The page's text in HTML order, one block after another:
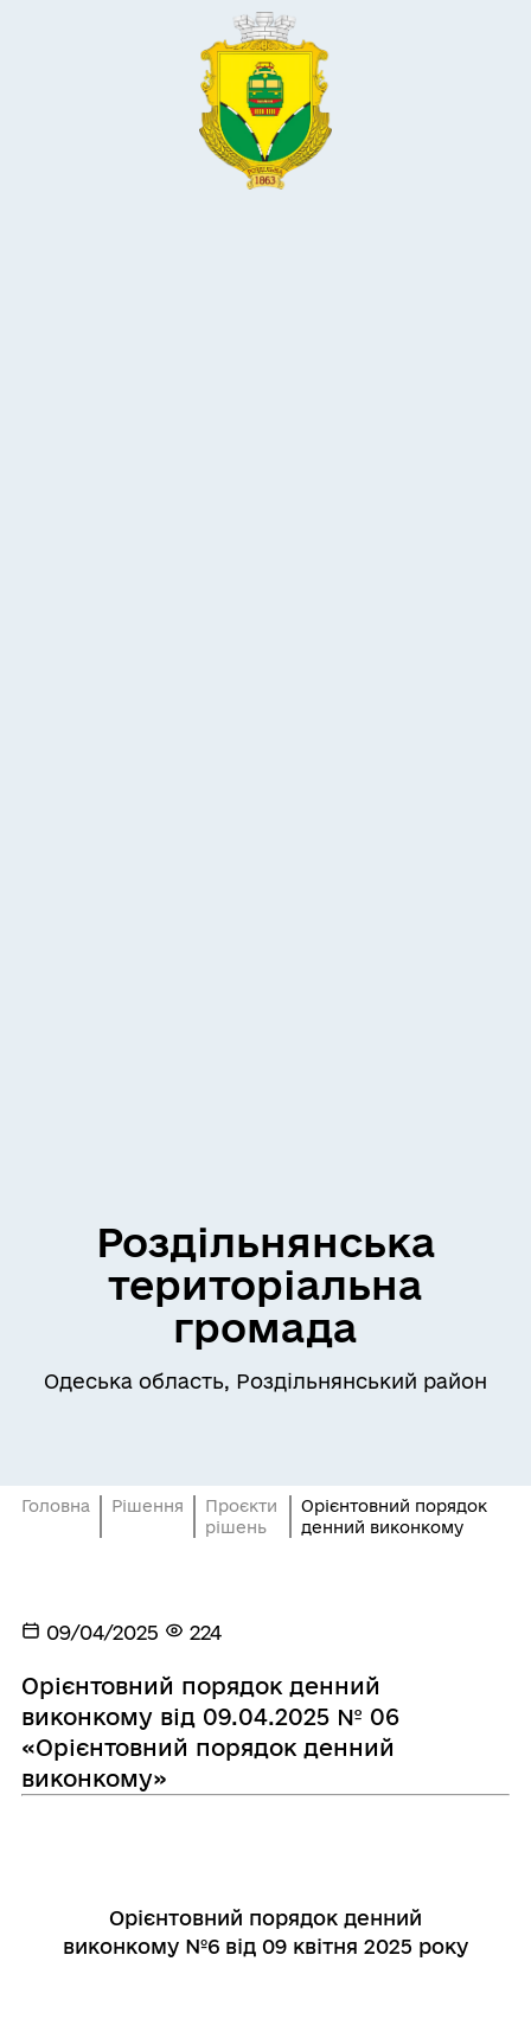
Роздільнянська
територіальна
громада
Одеська область, Роздільнянський район
Головна Рішення
Проєкти
рішень
Орієнтовний порядок
денний виконкому
09/04/2025 224
Орієнтовний порядок денний
виконкому від 09.04.2025 № 06
«Орієнтовний порядок денний
виконкому»
Орієнтовний порядок денний
виконкому №6 від 09 квітня 2025 року